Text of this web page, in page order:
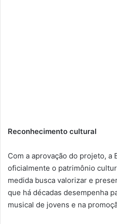
Reconhecimento cultural
Com a aprovação do projeto, a
oficialmente o patrimônio
medida busca valorizar e
que há décadas desempenha
musical de jovens e na